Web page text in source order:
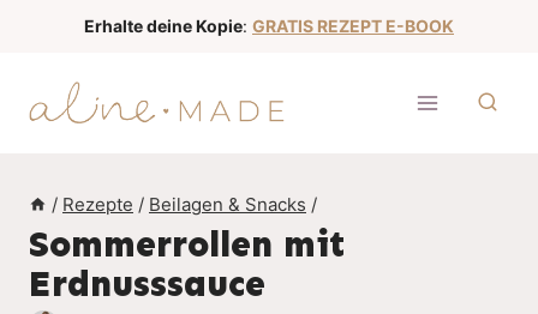
Erhalte deine Kopie: GRATIS REZEPT E-BOOK
/ Rezepte / Beilagen & Snacks /
Sommerrollen mit
Erdnusssauce